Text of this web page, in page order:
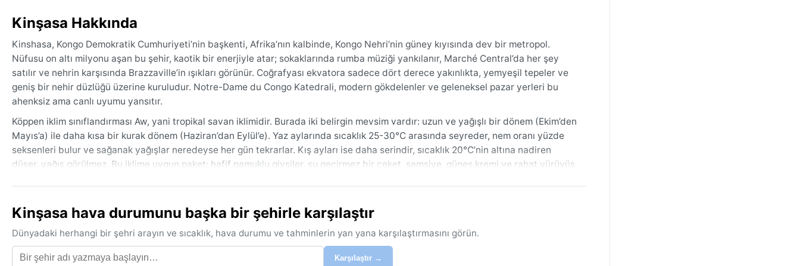
Kinşasa Hakkında
Kinshasa, Kongo Demokratik Cumhuriyeti’nin başkenti, Afrika’nın kalbinde, Kongo Nehri’nin güney kıyısında dev bir metropol.
Nüfusu on altı milyonu aşan bu şehir, kaotik bir enerjiyle atar; sokaklarında rumba müziği yankılanır, Marché Central’da her şey
satılır ve nehrin karşısında Brazzaville’in ışıkları görünür. Coğrafyası ekvatora sadece dört derece yakınlıkta, yemyeşil tepeler ve
geniş bir nehir düzlüğü üzerine kuruludur. Notre-Dame du Congo Katedrali, modern gökdelenler ve geleneksel pazar yerleri bu
ahenksiz ama canlı uyumu yansıtır.
Köppen iklim sınıflandırması Aw, yani tropikal savan iklimidir. Burada iki belirgin mevsim vardır: uzun ve yağışlı bir dönem (Ekim’den
Mayıs’a) ile daha kısa bir kurak dönem (Haziran’dan Eylül’e). Yaz aylarında sıcaklık 25-30°C arasında seyreder, nem oranı yüzde
seksenleri bulur ve sağanak yağışlar neredeyse her gün tekrarlar. Kış ayları ise daha serindir, sıcaklık 20°C’nin altına nadiren
düşer, yağış görülmez. Bu iklime uygun paket: hafif pamuklu giysiler, su geçirmez bir ceket, şemsiye, güneş kremi ve rahat yürüyüş
güneş daha dost canlısıdır ve şehri keşfetmek keyifli hale gelir. Dikkat edilmesi gereken hava olayı ise şiddetli gök gürültülü
fırtınalardır; yağışlı mevsimde nehir taşkınları ve su birikintileri sıkça yaşanır. Harmattan rüzgarı buraya pek uğramaz, ama
ekvatora yakınlık nedeniyle güneş çok yakıcıdır; öğle saatlerinde gölge bulmak akıllıca olur. Kısacası, Kinshasa sıcak, nemli ve
hareketli bir iklimin şekillendirdiği bir başkenttir.
Kinşasa hava durumunu başka bir şehirle karşılaştır
Dünyadaki herhangi bir şehri arayın ve sıcaklık, hava durumu ve tahminlerin yan yana karşılaştırmasını görün.
Karşılaştır →